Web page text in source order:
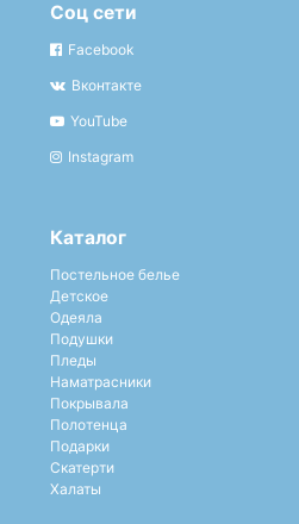
Соц сети
Facebook
Вконтакте
YouTube
Instagram
Каталог
Постельное белье
Детское
Одеяла
Подушки
Пледы
Наматрасники
Покрывала
Полотенца
Подарки
Скатерти
Халаты